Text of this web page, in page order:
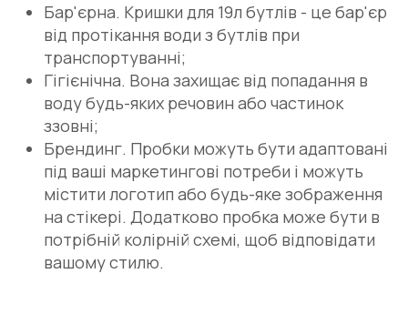
Бар'єрна. Кришки для 19л бутлів - це бар'єр
від протікання води з бутлів при
транспортуванні;
Гігієнічна. Вона захищає від попадання в
воду будь-яких речовин або частинок
ззовні;
Брендинг. Пробки можуть бути адаптовані
під ваші маркетингові потреби і можуть
містити логотип або будь-яке зображення
на стікері. Додатково пробка може бути в
потрібній колірній схемі, щоб відповідати
вашому стилю.